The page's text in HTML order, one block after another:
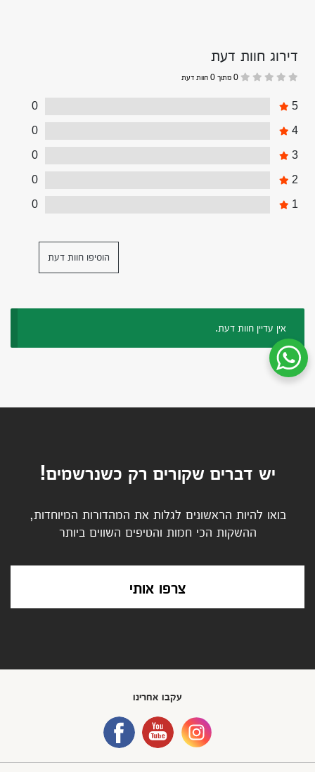
דירוג חוות דעת
5
0
4
0
3
0
2
0
1
0
הוסיפו חוות דעת
אין עדיין חוות דעת.
יש דברים שקורים רק כשנרשמים!
בואו להיות הראשונים לגלות את המהדורות המיוחדות,
ההשקות הכי חמות והטיפים השווים ביותר
צרפו אותי
עקבו אחרינו
שיחת ווטסאפ עם שירות הלקוחות